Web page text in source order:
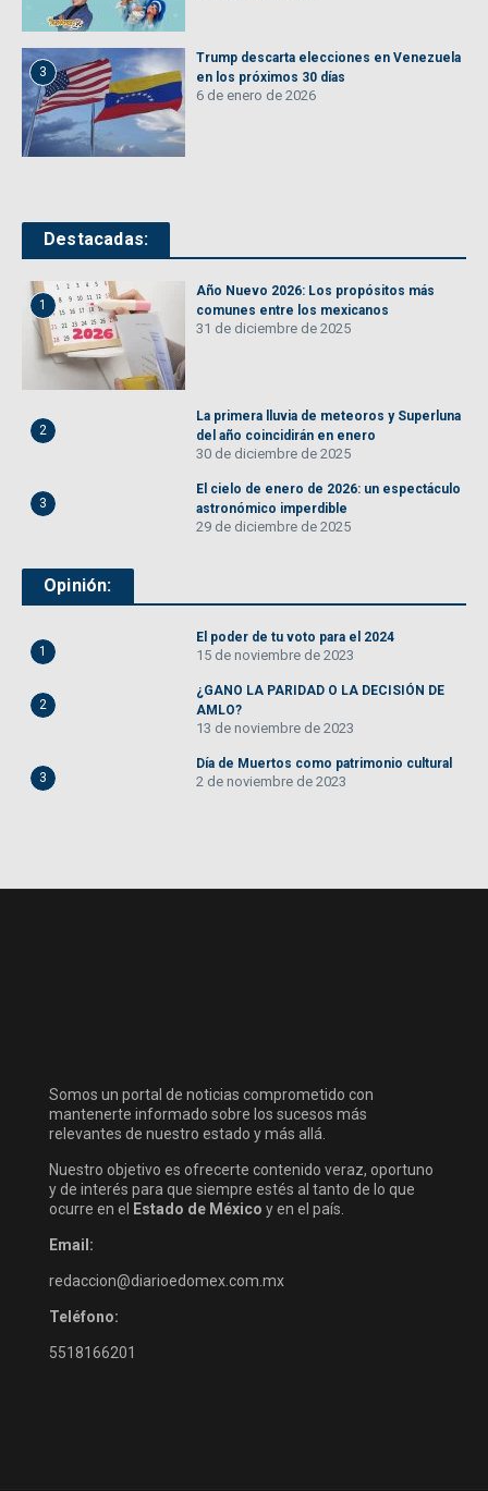
3
Trump descarta elecciones en Venezuela
en los próximos 30 días
6 de enero de 2026
Destacadas:
1
Año Nuevo 2026: Los propósitos más
comunes entre los mexicanos
31 de diciembre de 2025
2
La primera lluvia de meteoros y Superluna
del año coincidirán en enero
30 de diciembre de 2025
3
El cielo de enero de 2026: un espectáculo
astronómico imperdible
29 de diciembre de 2025
Opinión:
1
El poder de tu voto para el 2024
15 de noviembre de 2023
2
¿GANO LA PARIDAD O LA DECISIÓN DE
AMLO?
13 de noviembre de 2023
3
Día de Muertos como patrimonio cultural
2 de noviembre de 2023
Somos un portal de noticias comprometido con
mantenerte informado sobre los sucesos más
relevantes de nuestro estado y más allá.
Nuestro objetivo es ofrecerte contenido veraz, oportuno
y de interés para que siempre estés al tanto de lo que
ocurre en el
Estado de México y en el país.
Email:
redaccion@diarioedomex.com.mx
Teléfono:
5518166201